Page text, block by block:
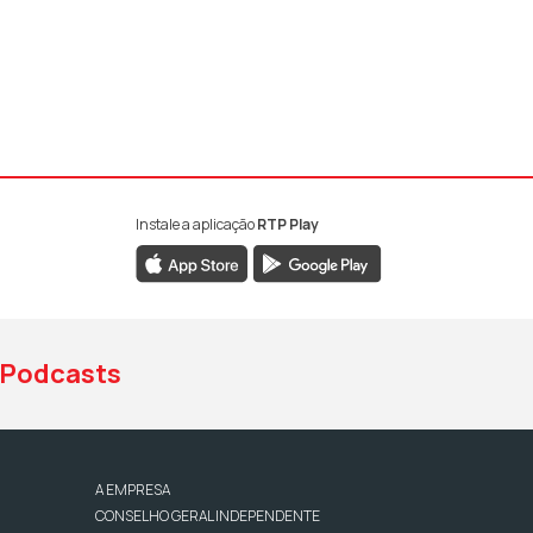
da RTP Antena 1
da RTP Antena 1
YouTube da RTP Antena 1
Instale a aplicaçãoRTP Play
Podcasts
A EMPRESA
CONSELHO GERAL INDEPENDENTE